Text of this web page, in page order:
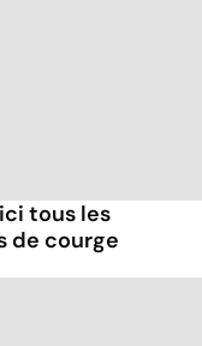
tous les
de courge